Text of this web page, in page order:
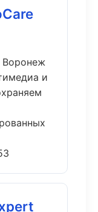
Воронеж
и